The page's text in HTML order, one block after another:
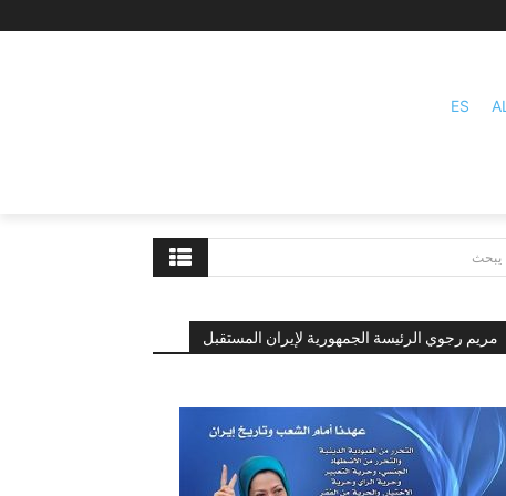
ES AL
يبحث
مريم رجوي الرئيسة الجمهورية لإيران المستقبل